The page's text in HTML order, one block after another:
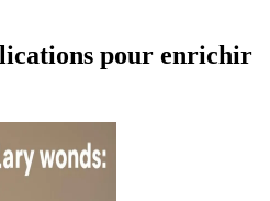
pour enrichir